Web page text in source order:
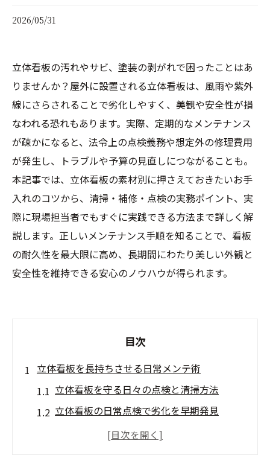
2026/05/31
立体看板の汚れやサビ、塗装の剥がれで困ったことはあ
りませんか？屋外に設置される立体看板は、風雨や紫外
線にさらされることで劣化しやすく、美観や安全性が損
なわれる恐れもあります。実際、定期的なメンテナンス
が疎かになると、法令上の点検義務や想定外の修理費用
が発生し、トラブルや予算の見直しにつながることも。
本記事では、立体看板の素材別に押さえておきたいお手
入れのコツから、清掃・補修・点検の実務ポイント、実
際に現場担当者でもすぐに実践できる方法まで詳しく解
説します。正しいメンテナンス手順を知ることで、看板
の耐久性を最大限に高め、長期間にわたり美しい外観と
安全性を維持できる安心のノウハウが得られます。
目次
立体看板を長持ちさせる日常メンテ術
立体看板を守る日々の点検と清掃方法
立体看板の日常点検で劣化を早期発見
簡単にできる立体看板のお手入れ習慣